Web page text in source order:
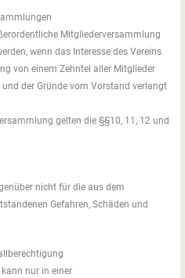
Mitgliederversammlung
wenn das Interesse des Vereins
von einem Zehntel aller Mitglieder
der Gründe vom Vorstand verlangt
gelten die §§10, 11, 12 und
nicht für die aus dem
Gefahren, Schäden und
nur in einer